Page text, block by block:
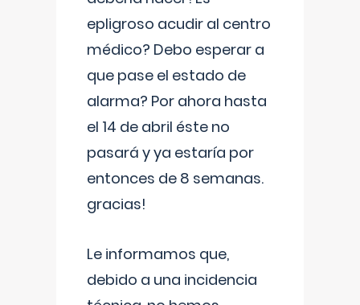
epligroso acudir al centro
médico? Debo esperar a
que pase el estado de
alarma? Por ahora hasta
el 14 de abril éste no
pasará y ya estaría por
entonces de 8 semanas.
gracias!
Le informamos que,
debido a una incidencia